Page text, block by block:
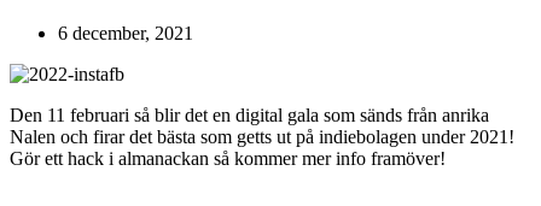
6 december, 2021
Den 11 februari så blir det en digital gala som sänds från anrika
Nalen och firar det bästa som getts ut på indiebolagen under 2021!
Gör ett hack i almanackan så kommer mer info framöver!